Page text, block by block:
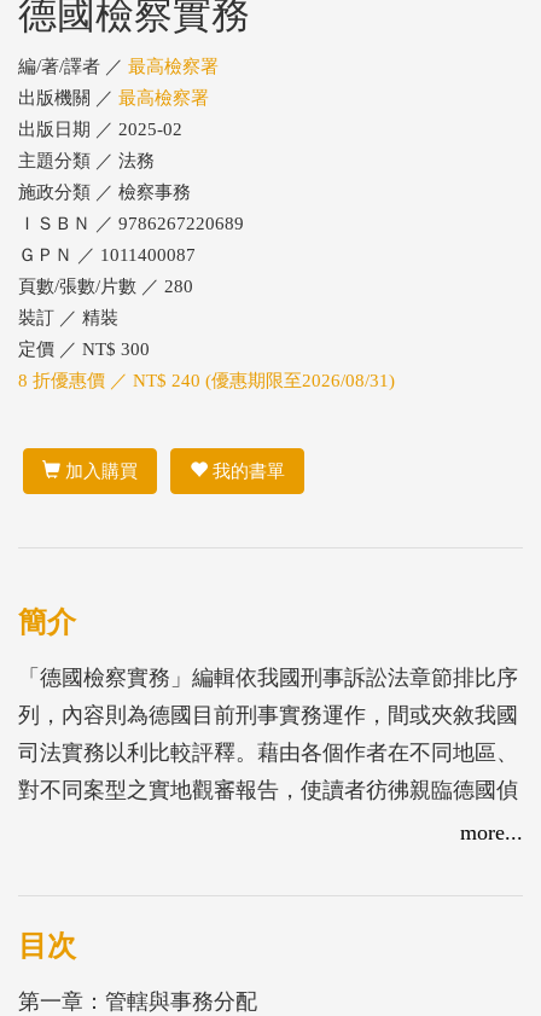
德國檢察實務
編/著/譯者 ／ 最高檢察署
出版機關 ／ 最高檢察署
出版日期 ／ 2025-02
主題分類 ／ 法務
施政分類 ／ 檢察事務
ＩＳＢＮ ／ 9786267220689
ＧＰＮ ／ 1011400087
頁數/張數/片數 ／ 280
裝訂 ／ 精裝
定價 ／ NT$ 300
8 折優惠價 ／ NT$ 240 (優惠期限至2026/08/31)
加入購買 我的書單
簡介
「德國檢察實務」編輯依我國刑事訴訟法章節排比序
列，內容則為德國目前刑事實務運作，間或夾敘我國
司法實務以利比較評釋。藉由各個作者在不同地區、
對不同案型之實地觀審報告，使讀者彷彿親臨德國偵
審現場，瞭解刑事訴訟法條文在兩國實務操作上「名
證可更為精確的掌握，促進我國法制的嚴謹與周延。
more...
目次
第一章：管轄與事務分配